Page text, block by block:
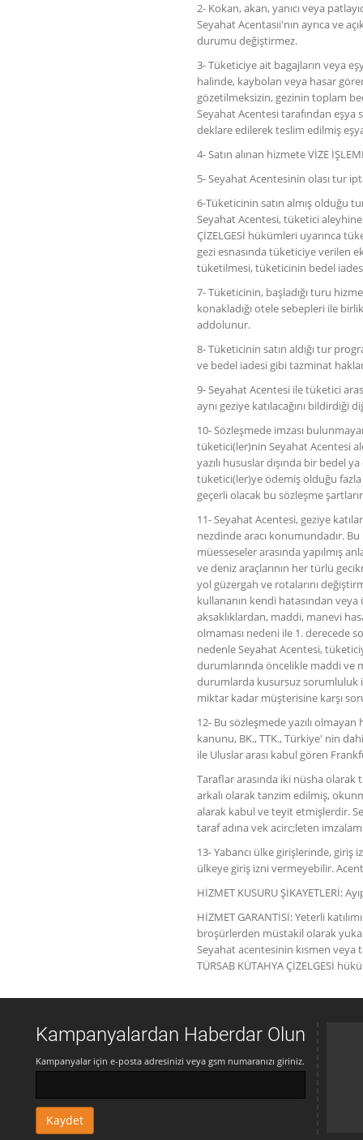
2- Kokan, akan, yanıcı veya
Seyahat Acentasıi'nın ayrıca ve
durumu değiştirmez.
3- Tüketiciye ait bagajların veya
halinde, kaybolan veya hasar
gözetilmeksizin, gezinin toplam
Seyahat Acentesi tarafından
deklare edilerek teslim edilmiş
4- Satın alınan hizmete VİZE
5- Seyahat Acentesinin olası tur
6-Tüketicinin satın almış olduğu
Seyahat Acentesi, tüketici aleyhine
ÇİZELGESİ hükümleri uyarınca
gezi esnasında tüketiciye verilen
tüketilmesi, tüketicinin bedel
7- Tüketicinin, başladığı turu
konakladığı otele sebepleri ile
addolunur.
8- Tüketicinin satın aldığı tur
ve bedel iadesi gibi tazminat
9- Seyahat Acentesi ile tüketici
aynı geziye katılacağını bildirdiği
10- Sözleşmede imzası
tüketici(ler)nin Seyahat Acentesi
yazılı hususlar dışında bir bedel
tüketici(ler)ye ödemiş olduğu
geçerli olacak bu sözleşme
11- Seyahat Acentesi, geziye
nezdinde aracı konumundadır.
müesseseler arasında yapılmış
ve deniz araçlarının her türlü
yol güzergah ve rotalarını
kullananın kendi hatasından
aksaklıklardan, maddi, manevi
olmaması nedeni ile 1. derecede
nedenle Seyahat Acentesi,
durumlarında öncelikle maddi ve
durumlarda kusursuz sorumluluk
miktar kadar müşterisine karşı
12- Bu sözleşmede yazılı olmayan
kanunu, BK., TTK., Türkiye' nin
ile Uluslar arası kabul gören
Taraflar arasında iki nüsha
arkalı olarak tanzim edilmiş,
alarak kabul ve teyit etmişlerdir.
taraf adına vek acirc;leten
13- Yabancı ülke girişlerinde,
ülkeye giriş izni vermeyebilir.
HİZMET KUSURU ŞİKAYETLERİ:
HİZMET GARANTİSİ: Yeterli
broşürlerden müstakil olarak
Seyahat acentesinin kısmen veya
TÜRSAB KÜTAHYA ÇİZELGESİ
Kampanyalardan Haberdar Olun
Kampanyalar için e-posta adresinizi veya gsm numaranızı giriniz.